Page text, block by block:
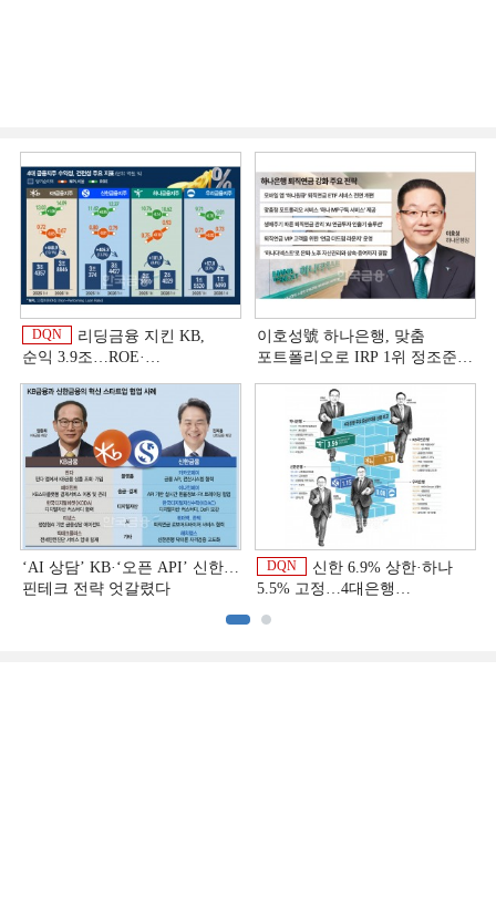
DQN
리딩금융 지킨 KB,
순익 3.9조…ROE·
상반기 금융 리그테이블]
이호성號 하나은행, 맞춤
포트폴리오로 IRP 1위 정조준
‘AI 상담’ KB·‘오픈 API’ 신한…
핀테크 전략 엇갈렸다
DQN
신한 6.9% 상한·하나
5.5% 고정…4대은행